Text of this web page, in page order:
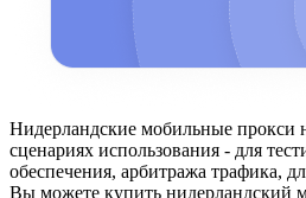
Нидерландские мобильные прокси
сценариях использования - для
обеспечения, арбитража трафика,
Вы можете купить нидерландский